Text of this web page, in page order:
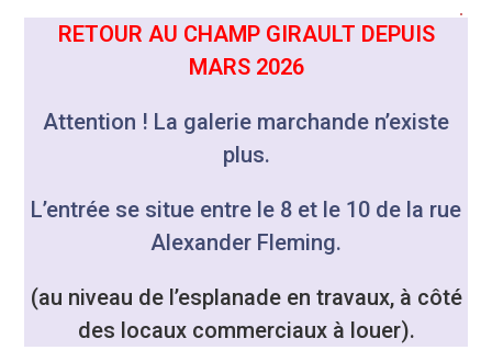
S'identifier
Mot de passe oublié ?
RETOUR AU CHAMP GIRAULT DEPUIS
MARS 2026
Attention ! La galerie marchande n’existe
plus.
L’entrée se situe entre le 8 et le 10 de la rue
Alexander Fleming.
(au niveau de l’esplanade en travaux, à côté
des locaux commerciaux à louer).